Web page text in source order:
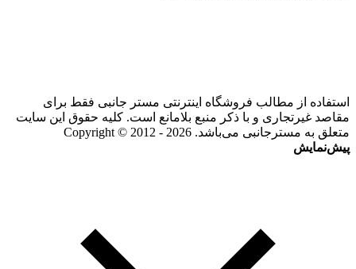
استفاده از مطالب فروشگاه اینترنتی مستر جانبی فقط برای
مقاصد غیرتجاری و با ذکر منبع بلامانع است. کلیه حقوق این سایت
متعلق به مسترجانبی می‌باشد. Copyright © 2012 - 2026
پیش‌نمایش